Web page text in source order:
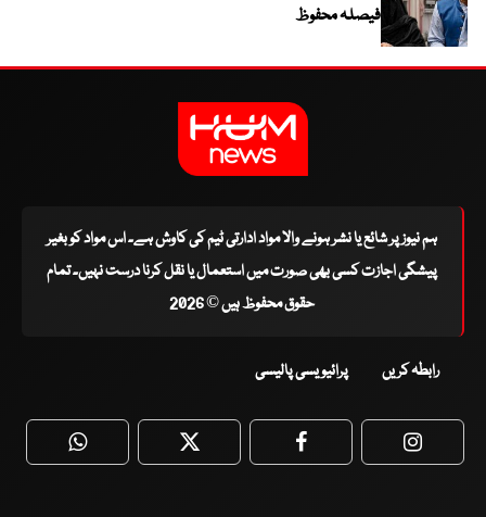
فیصلہ محفوظ
ہم نیوز پر شائع یا نشر ہونے والا مواد ادارتی ٹیم کی کاوش ہے۔ اس مواد کو بغیر
پیشگی اجازت کسی بھی صورت میں استعمال یا نقل کرنا درست نہیں۔ تمام
حقوق محفوظ ہیں © 2026
رابطہ کریں پرائیویسی پالیسی
WhatsApp Twitter Facebook